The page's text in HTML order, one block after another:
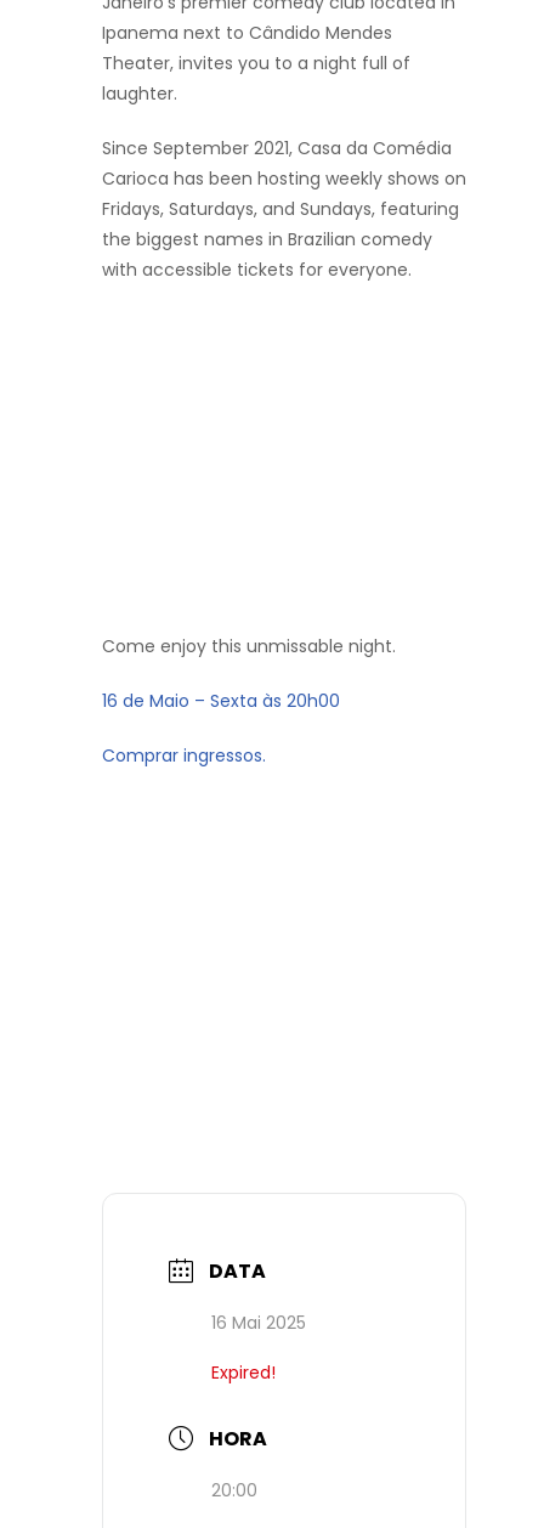
Ipanema next to Cândido Mendes
Theater, invites you to a night full of
laughter.
Since September 2021, Casa da Comédia
Carioca has been hosting weekly shows on
Fridays, Saturdays, and Sundays, featuring
the biggest names in Brazilian comedy
with accessible tickets for everyone.
Come enjoy this unmissable night.
16 de Maio – Sexta às 20h00
Comprar ingressos.
DATA
16 Mai 2025
Expired!
HORA
20:00